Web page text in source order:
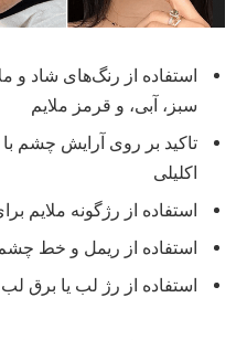
استفاده از رنگ‌های شاد و
سبز، آبی، و قرمز ملایم
تاکید بر روی آرایش چشم
اکلیلی
استفاده از رژگونه ملایم
استفاده از ریمل و خط
استفاده از رژ لب یا برق